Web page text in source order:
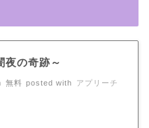
の奇跡～
無料 posted with アプリーチ